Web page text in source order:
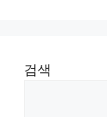
검색